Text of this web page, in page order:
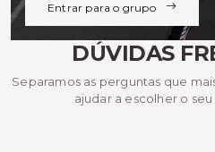
Entrar para o grupo
DÚVIDAS
Separamos as perguntas que
ajudar a escolher o